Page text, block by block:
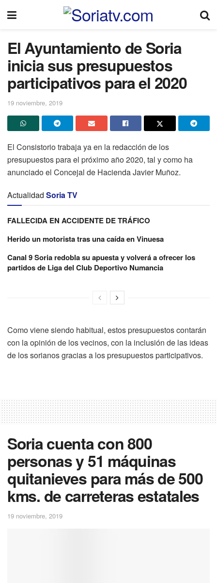
El Ayuntamiento de Soria
inicia sus presupuestos
participativos para el 2020
19 noviembre, 2019
El Consistorio trabaja ya en la redacción de los
presupuestos para el próximo año 2020, tal y como ha
anunciado el Concejal de Hacienda Javier Muñoz.
Actualidad Soria TV
FALLECIDA EN ACCIDENTE DE TRÁFICO
Herido un motorista tras una caída en Vinuesa
Canal 9 Soria redobla su apuesta y volverá a ofrecer los
partidos de Liga del Club Deportivo Numancia
Como viene siendo habitual, estos presupuestos contarán
con la opinión de los vecinos, con la inclusión de las ideas
de los sorianos gracias a los presupuestos participativos.
Soria cuenta con 800
personas y 51 máquinas
quitanieves para más de 500
kms. de carreteras estatales
19 noviembre, 2019